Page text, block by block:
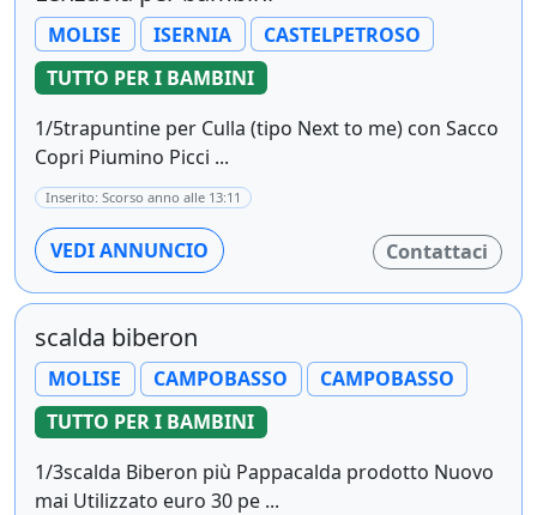
MOLISE ISERNIA
CASTELPETROSO
TUTTO PER I BAMBINI
1/5trapuntine per Culla (tipo Next to me) con Sacco
Copri Piumino Picci ...
Inserito: Scorso anno alle 13:11
VEDI ANNUNCIO Contattaci
scalda biberon
MOLISE CAMPOBASSO
CAMPOBASSO
TUTTO PER I BAMBINI
1/3scalda Biberon più Pappacalda prodotto Nuovo
mai Utilizzato euro 30 pe ...